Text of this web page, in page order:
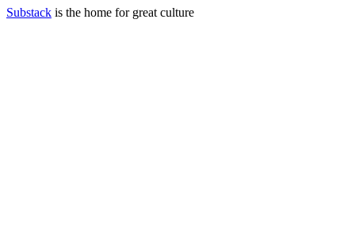
Substack is the home for great culture